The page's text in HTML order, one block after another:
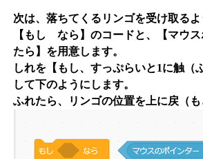
次は、落ちてくるリンゴを受け取るよ
【もし なら】のコードと、【マウ
たら】を用意します。
しれを【もし、すっぷらいと1に触（
して下のようにします。
ふれたら、リンゴの位置を上に戻（も